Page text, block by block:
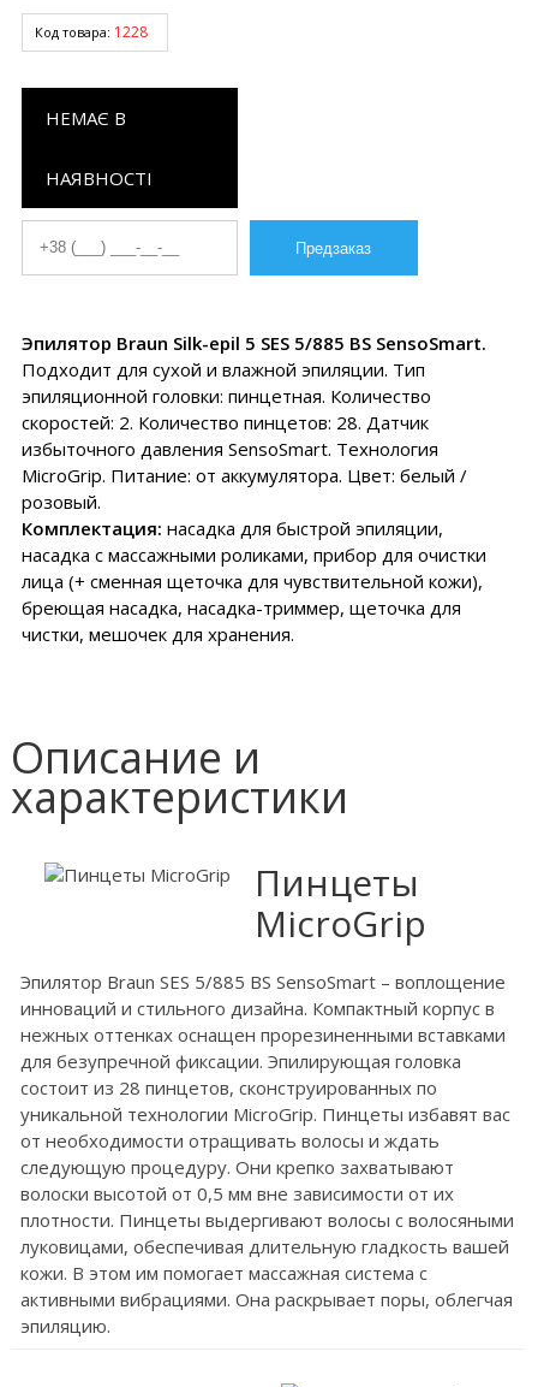
Код товара: 1228
НЕМАЄ В
НАЯВНОСТІ
Эпилятор Braun Silk-epil 5 SES 5/885 BS SensoSmart.
Подходит для сухой и влажной эпиляции. Тип
эпиляционной головки: пинцетная. Количество
скоростей: 2. Количество пинцетов: 28. Датчик
избыточного давления SensoSmart. Технология
MicroGrip. Питание: от аккумулятора. Цвет: белый /
розовый.
Комплектация: насадка для быстрой эпиляции,
насадка с массажными роликами, прибор для очистки
лица (+ сменная щеточка для чувствительной кожи),
бреющая насадка, насадка-триммер, щеточка для
чистки, мешочек для хранения.
Описание и
характеристики
Пинцеты
MicroGrip
Эпилятор Braun SES 5/885 BS SensoSmart – воплощение
инноваций и стильного дизайна. Компактный корпус в
нежных оттенках оснащен прорезиненными вставками
для безупречной фиксации. Эпилирующая головка
состоит из 28 пинцетов, сконструированных по
уникальной технологии MicroGrip. Пинцеты избавят вас
от необходимости отращивать волосы и ждать
следующую процедуру. Они крепко захватывают
волоски высотой от 0,5 мм вне зависимости от их
плотности. Пинцеты выдергивают волосы с волосяными
луковицами, обеспечивая длительную гладкость вашей
кожи. В этом им помогает массажная система с
активными вибрациями. Она раскрывает поры, облегчая
эпиляцию.